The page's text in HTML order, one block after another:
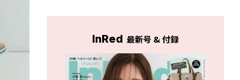
InRed 最新号 & 付録